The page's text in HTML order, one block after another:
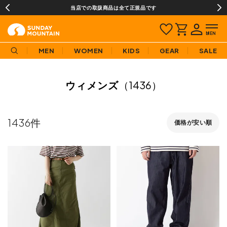
当店での取扱商品は全て正規品です
MEN WOMEN KIDS GEAR SALE
ウィメンズ （1436）
価格が安い順
1436